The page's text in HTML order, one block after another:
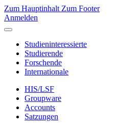
Zum Hauptinhalt Zum Footer
Anmelden
Studieninteressierte
Studierende
Forschende
Internationale
HIS/LSF
Groupware
Accounts
Satzungen